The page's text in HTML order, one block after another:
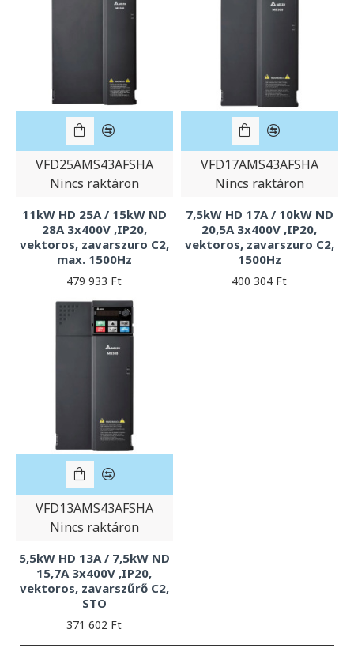
VFD25AMS43AFSHA
Nincs raktáron
11kW HD 25A / 15kW ND
28A 3x400V ,IP20,
vektoros, zavarszuro C2,
max. 1500Hz
479 933 Ft
VFD17AMS43AFSHA
Nincs raktáron
7,5kW HD 17A / 10kW ND
20,5A 3x400V ,IP20,
vektoros, zavarszuro C2,
1500Hz
400 304 Ft
VFD13AMS43AFSHA
Nincs raktáron
5,5kW HD 13A / 7,5kW ND
15,7A 3x400V ,IP20,
vektoros, zavarszűrő C2,
STO
371 602 Ft